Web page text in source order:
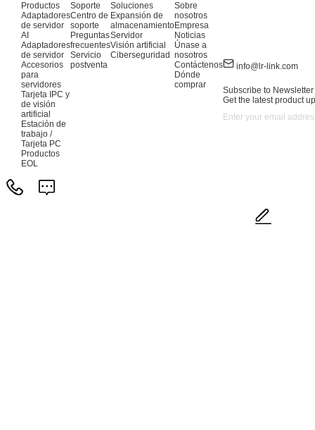
Productos
Adaptadores
de servidor
AI
Adaptadores
de servidor
Accesorios
para
servidores
Tarjeta IPC y
de visión
artificial
Estación de
trabajo /
Tarjeta PC
Productos
EOL
Soporte
Centro de
soporte
Preguntas
frecuentes
Servicio
postventa
Soluciones
Expansión de
almacenamiento
Servidor
Visión artificial
Ciberseguridad
Sobre
nosotros
Empresa
Noticias
Únase a
nosotros
Contáctenos
Dónde
comprar
info@lr-link.com
Subscribe to Newsletter
Get the latest product